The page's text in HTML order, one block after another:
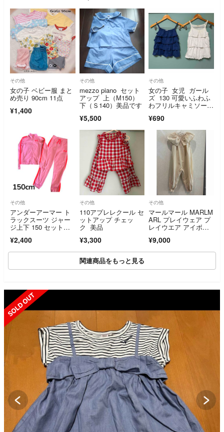
その他
女の子 ベビー服 まと
め売り 90cm 11点
¥1,400
その他
mezzo piano セット
アップ 上（М150）
下（Ｓ140）美品です
¥5,500
その他
女の子 女児 ガール
ズ 130 可愛いふわふ
わフリルキャミソー
め売り 子供服
¥690
その他
アンダーアーマー ト
ラックスーツ ジャー
ジ上下 150 セットア
¥2,400
その他
110アプレレクール セ
ットアップ チェッ
ク 美品
¥3,300
その他
マールマール MARLM
ARL プレイウェア プ
レイウエア アイボリ
¥9,000
関連商品をもっと見る